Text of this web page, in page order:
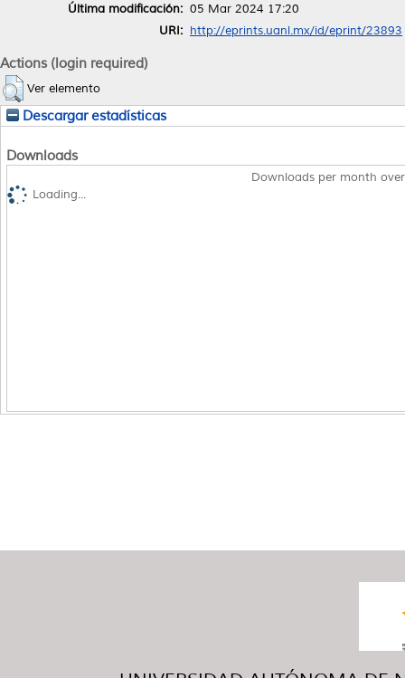
Última modificación: 05 Mar 2024 17:20
URI: http://eprints.uanl.mx/id/eprint/23893
Actions (login required)
Ver elemento
Descargar estadísticas
Downloads
Downloads per month
Loading...